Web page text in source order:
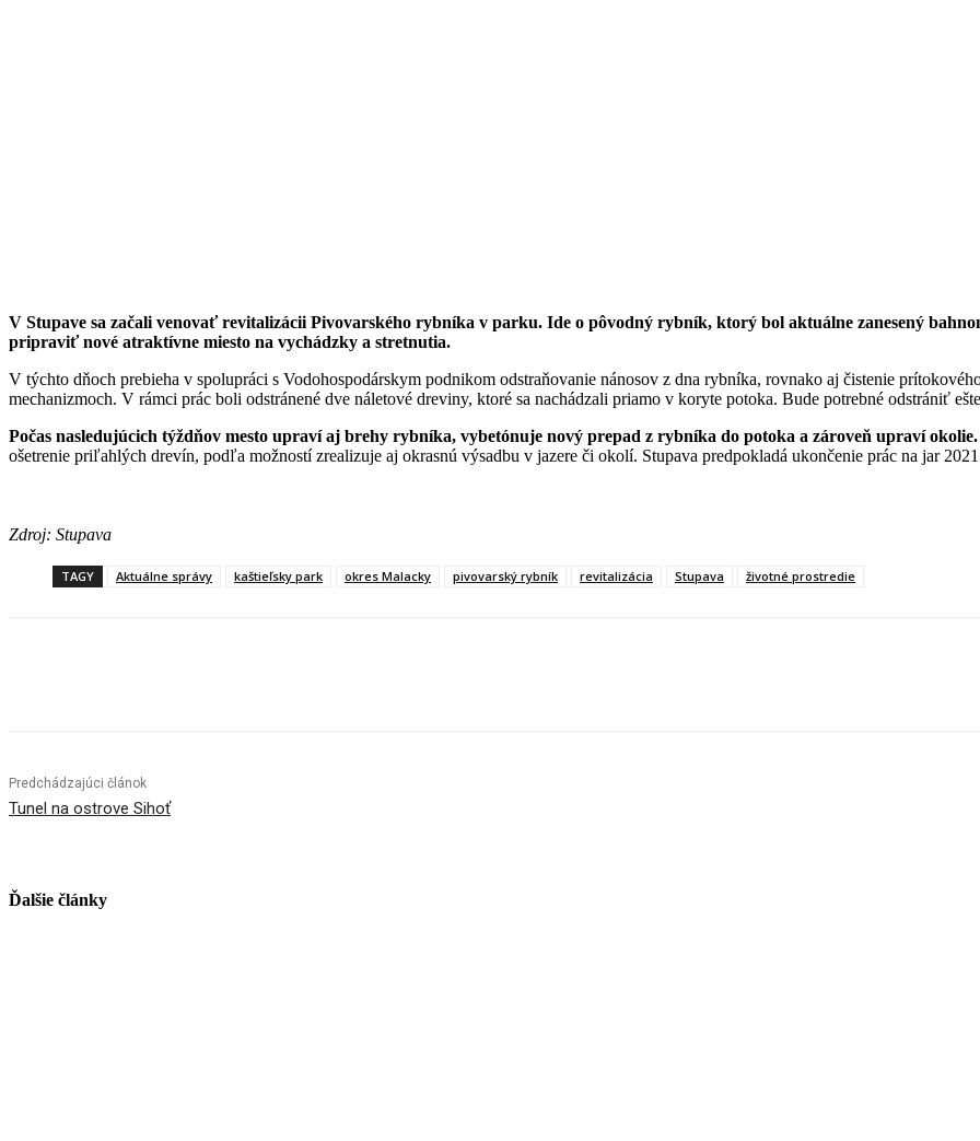
V Stupave sa začali venovať revitalizácii Pivovarského rybníka v parku. Ide o pôvodný rybník, ktorý bol aktuálne zanesený
pripraviť nové atraktívne miesto na vychádzky a stretnutia.
V týchto dňoch prebieha v spolupráci s Vodohospodárskym podnikom odstraňovanie nánosov z dna rybníka, rovnako aj čistenie
mechanizmoch. V rámci prác boli odstránené dve náletové dreviny, ktoré sa nachádzali priamo v koryte potoka. Bude potrebné odstrániť
Počas nasledujúcich týždňov mesto upraví aj brehy rybníka, vybetónuje nový prepad z rybníka do potoka a zároveň upraví okolie.
ošetrenie priľahlých drevín, podľa možností zrealizuje aj okrasnú výsadbu v jazere či okolí. Stupava predpokladá ukončenie prác na jar
Zdroj: Stupava
TAGY Aktuálne správy kaštieľsky park okres Malacky pivovarský rybník revitalizácia Stupava životné prostredie
Predchádzajúci článok
Tunel na ostrove Sihoť
Ďalšie články